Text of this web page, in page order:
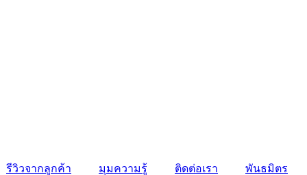
รีวิวจากลูกค้า มุมความรู้ ติดต่อเรา
พันธมิตร